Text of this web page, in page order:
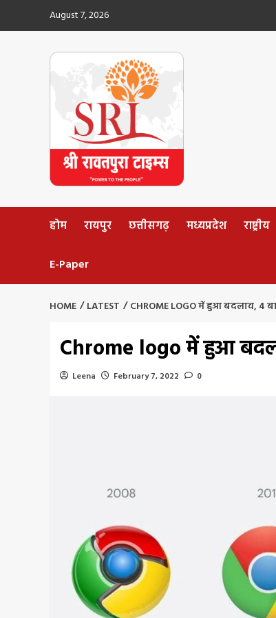
August 7, 2026
होम रायपुर छत्तीसगढ़ मध्यप्रदेश राष्ट्रीय
E-Paper
HOME LATEST CHROME LOGO में हुआ बदलाव, 4
Chrome logo में हुआ
Leena February 7, 2022 0